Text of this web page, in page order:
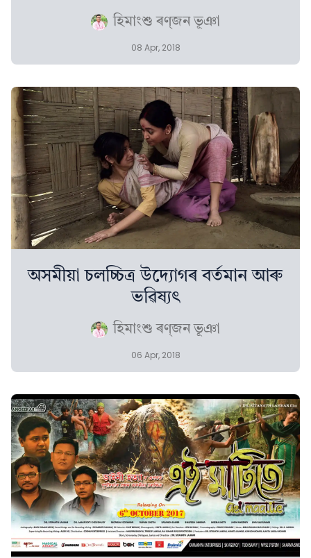
হিমাংশু ৰণ্‌জন ভূঞা
08 Apr, 2018
অসমীয়া চলচ্চিত্ৰ উদ্যোগৰ বৰ্তমান আৰু
ভৱিষ্যৎ
হিমাংশু ৰণ্‌জন ভূঞা
06 Apr, 2018